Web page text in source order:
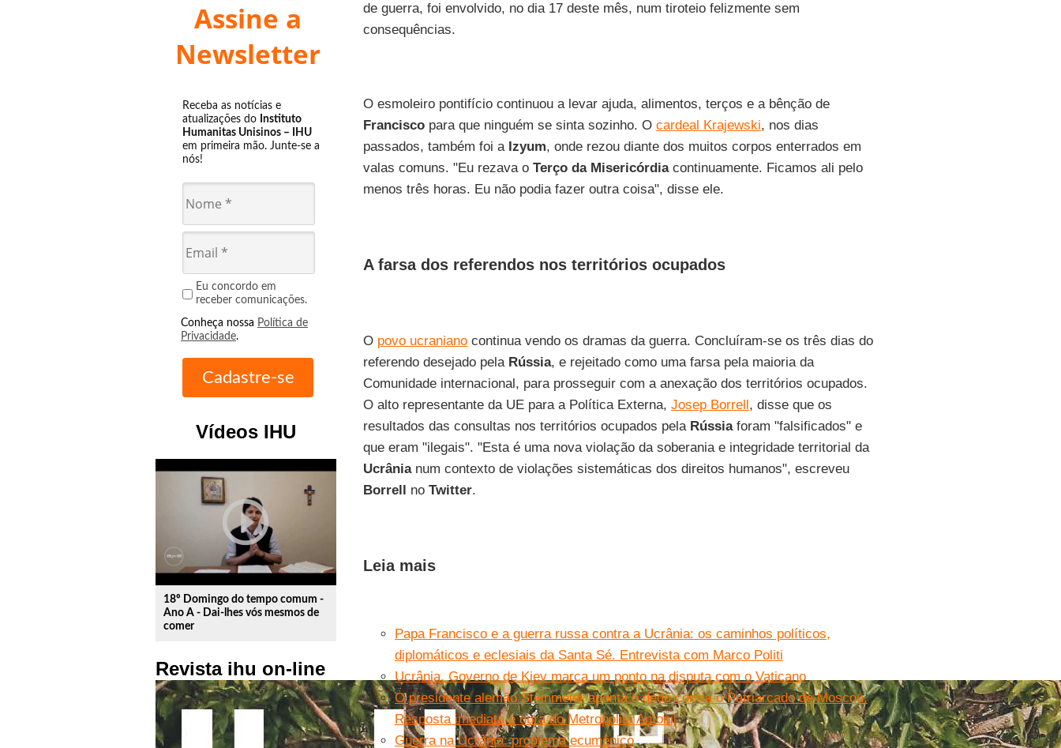
Assine a
Newsletter
Receba as notícias e
atualizações do Instituto
Humanitas Unisinos – IHU
em primeira mão. Junte-se a
nós!
Eu concordo em
receber comunicações.
Conheça nossa Política de
Privacidade.
Vídeos IHU
play_circle_outline
18º Domingo do tempo comum -
Ano A - Dai-lhes vós mesmos de
comer
Revista ihu on-line
de guerra, foi envolvido, no dia 17 deste mês, num tiroteio felizmente sem
consequências.
O esmoleiro pontifício continuou a levar ajuda, alimentos, terços e a bênção de
Franciscopara que ninguém se sinta sozinho. O cardeal Krajewski, nos dias
passados, também foi a Izyum, onde rezou diante dos muitos corpos enterrados em
valas comuns. "Eu rezava o Terço da Misericórdiacontinuamente. Ficamos ali pelo
menos três horas. Eu não podia fazer outra coisa", disse ele.
A farsa dos referendos nos territórios ocupados
O povo ucranianocontinua vendo os dramas da guerra. Concluíram-se os três dias do
referendo desejado pela Rússia, e rejeitado como uma farsa pela maioria da
Comunidade internacional, para prosseguir com a anexação dos territórios ocupados.
O alto representante da UE para a Política Externa, Josep Borrell, disse que os
resultados das consultas nos territórios ocupados pela Rússiaforam "falsificados" e
que eram "ilegais". "Esta é uma nova violação da soberania e integridade territorial da
Ucrânianum contexto de violações sistemáticas dos direitos humanos", escreveu
Borrell no Twitter.
Leia mais
Papa Francisco e a guerra russa contra a Ucrânia: os caminhos políticos,
diplomáticos e eclesiais da Santa Sé. Entrevista com Marco Politi
Ucrânia. Governo de Kiev marca um ponto na disputa com o Vaticano
O presidente alemão Steinmeier aponta o dedo contra o Patriarcado de Moscou.
Resposta imediata e dura do Metropolita Antonij
Guerra na Ucrânia: problema ecumênico